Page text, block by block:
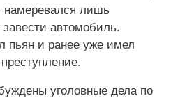
намеревался лишь
завести автомобиль.
пьян и ранее уже имел
уголовные дела по